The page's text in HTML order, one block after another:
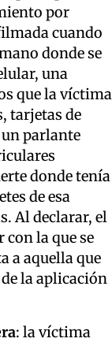
por
cuando
donde se
una
que la víctima
tarjetas de
parlante
donde tenía
de esa
Al declarar, el
la que se
a aquella que
la aplicación
: la víctima